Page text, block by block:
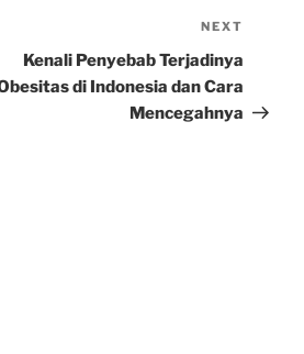
NEXT
Kenali Penyebab Terjadinya
di Indonesia dan Cara
Mencegahnya